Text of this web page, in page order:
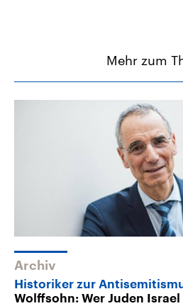
Mehr zum
Archiv
Historiker zur
Wolffsohn: Wer Juden Israel